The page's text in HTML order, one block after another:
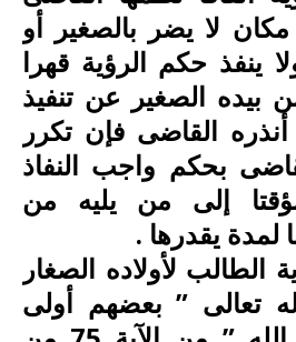
لا يضر بالصغير أو
ينفذ حكم الرؤية قهرا
بيده الصغير عن تنفيذ
القاضى فإن تكرر
بحكم واجب النفاذ
إلى من يليه من
يقدرها .
الطالب لأولاده الصغار
تعالى ” بعضهم أولى